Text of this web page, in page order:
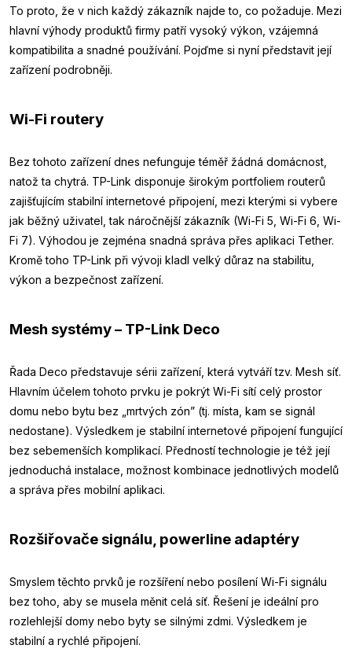
To proto, že v nich každý zákazník najde to, co požaduje. Mezi
hlavní výhody produktů firmy patří vysoký výkon, vzájemná
kompatibilita a snadné používání. Pojďme si nyní představit její
zařízení podrobněji.
Wi-Fi routery
Bez tohoto zařízení dnes nefunguje téměř žádná domácnost,
natož ta chytrá. TP-Link disponuje širokým portfoliem routerů
zajišťujícím stabilní internetové připojení, mezi kterými si vybere
jak běžný uživatel, tak náročnější zákazník (Wi-Fi 5, Wi-Fi 6, Wi-
Fi 7). Výhodou je zejména snadná správa přes aplikaci Tether.
Kromě toho TP-Link při vývoji kladl velký důraz na stabilitu,
výkon a bezpečnost zařízení.
Mesh systémy – TP-Link Deco
Řada Deco představuje sérii zařízení, která vytváří tzv. Mesh síť.
Hlavním účelem tohoto prvku je pokrýt Wi-Fi sítí celý prostor
domu nebo bytu bez „mrtvých zón” (tj. místa, kam se signál
nedostane). Výsledkem je stabilní internetové připojení fungující
bez sebemenších komplikací. Předností technologie je též její
jednoduchá instalace, možnost kombinace jednotlivých modelů
a správa přes mobilní aplikaci.
Rozšiřovače signálu, powerline adaptéry
Smyslem těchto prvků je rozšíření nebo posílení Wi-Fi signálu
bez toho, aby se musela měnit celá síť. Řešení je ideální pro
rozlehlejší domy nebo byty se silnými zdmi. Výsledkem je
stabilní a rychlé připojení.